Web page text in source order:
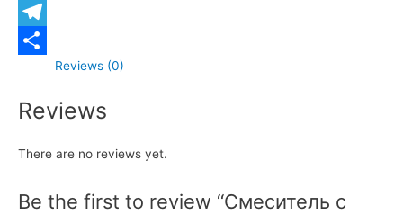
quantity
WhatsApp
Telegram
ОтправитьReviews (0)
Reviews
There are no reviews yet.
Be the first to review “Смеситель с